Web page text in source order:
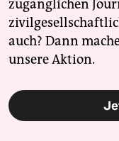
zugänglichen
auch? Dann
unsere Aktion.